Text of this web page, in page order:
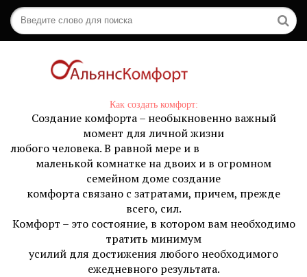
Как создать комфорт:
Создание комфорта – необыкновенно важный
момент для личной жизни
любого человека. В равной мере и в
маленькой комнатке на двоих и в огромном
семейном доме создание
комфорта связано с затратами, причем, прежде
всего, сил.
Комфорт – это состояние, в котором вам необходимо
тратить минимум
усилий для достижения любого необходимого
ежедневного результата.